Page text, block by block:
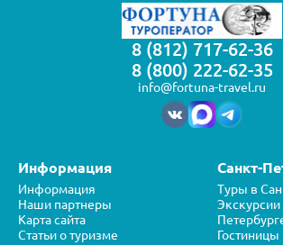
8 (812) 717-62-36
8 (800) 222-62-35
info@fortuna-travel.ru
Информация
Информация
Наши партнеры
Карта сайта
Статьи о туризме
Санкт-
Туры в
Экскурсии
Гостиницы